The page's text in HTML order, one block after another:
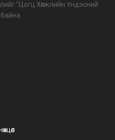
"Цогц Хөгжлийн Үндэсний